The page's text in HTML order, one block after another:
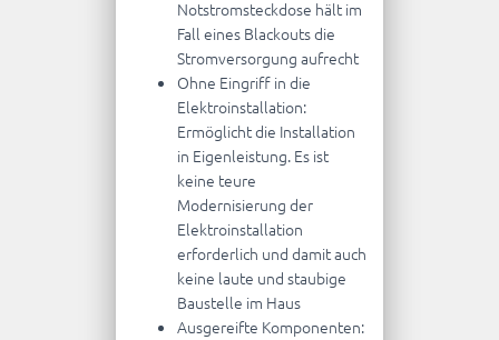
Notstromsteckdose hält im
Fall eines Blackouts die
Stromversorgung aufrecht
Ohne Eingriff in die
Elektroinstallation:
Ermöglicht die Installation
in Eigenleistung. Es ist
keine teure
Modernisierung der
Elektroinstallation
erforderlich und damit auch
keine laute und staubige
Baustelle im Haus
Ausgereifte Komponenten: